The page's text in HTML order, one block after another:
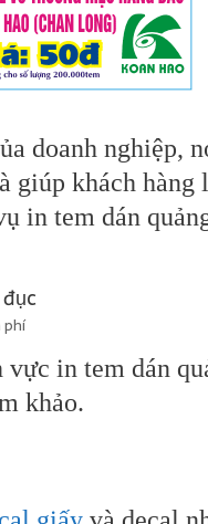
doanh nghiệp,
giúp khách
in tem dán
phí
in tem dán
khảo.